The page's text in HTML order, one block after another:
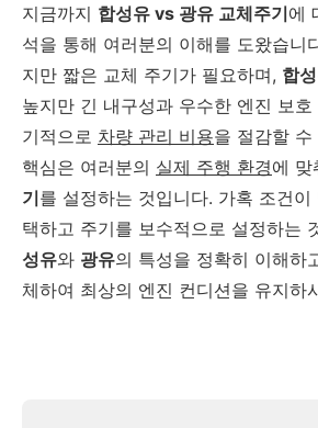
지금까지 합성유 vs 광유 교체주기에
석을 통해 여러분의 이해를 도왔습니
지만 짧은 교체 주기가 필요하며, 합
높지만 긴 내구성과 우수한 엔진 보
기적으로 차량 관리 비용을 절감할 수
핵심은 여러분의 실제 주행 환경에 맞
기를 설정하는 것입니다. 가혹 조건이
택하고 주기를 보수적으로 설정하는
성유와 광유의 특성을 정확히 이해하
체하여 최상의 엔진 컨디션을 유지하